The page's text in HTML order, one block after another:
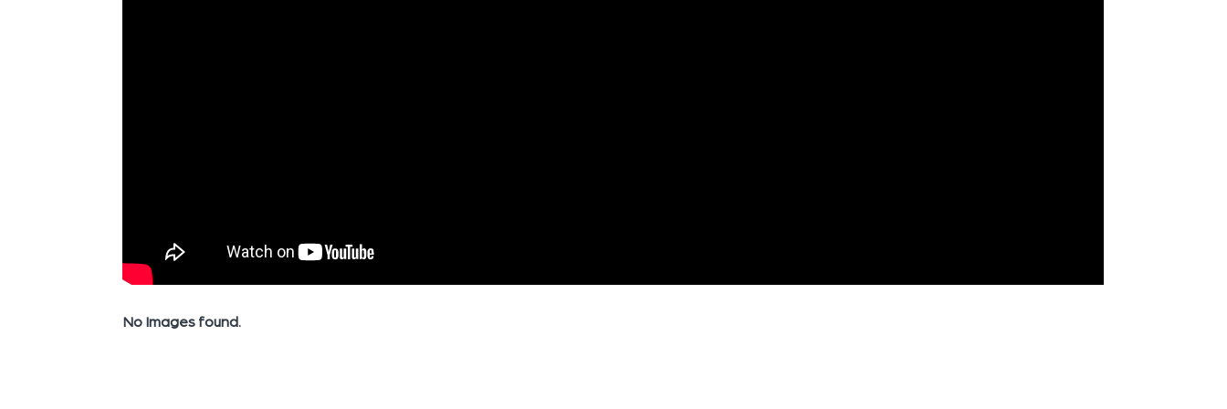
No Images found.